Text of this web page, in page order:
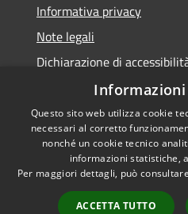
Informativa privacy
Note legali
Dichiarazione di
Accessibilità
Privacy
Questo sito web utilizza cookie
necessari al corretto
nonché un cookie tecnico
informazioni statistiche,
Per maggiori dettagli, può
ACCETTA TUTTO